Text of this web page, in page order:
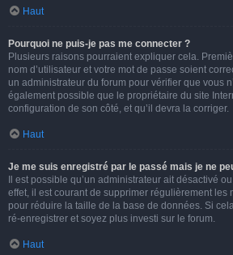
Haut
Pourquoi ne puis-je pas me connecter ?
Plusieurs raisons pourraient expliquer cela.
nom d’utilisateur et votre mot de passe soient
un administrateur du forum pour vérifier que vous
également possible que le propriétaire du site
configuration de son côté, et qu’il devra la corriger.
Haut
Je me suis enregistré par le passé mais je ne
Il est possible qu’un administrateur ait désactivé
effet, il est courant de supprimer régulièrement les
pour réduire la taille de la base de données. Si
ré-enregistrer et soyez plus investi sur le forum.
Haut